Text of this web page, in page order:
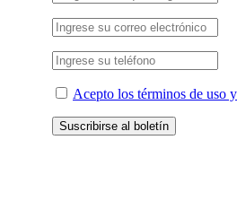
Acepto los términos de uso